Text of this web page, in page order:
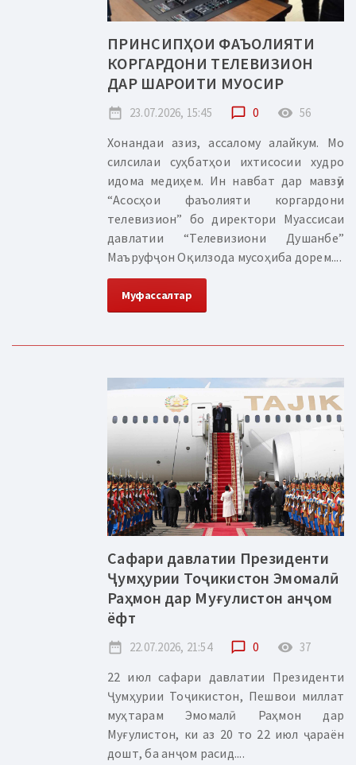
ПРИНСИПҲОИ ФАЪОЛИЯТИ
КОРГАРДОНИ ТЕЛЕВИЗИОН
ДАР ШАРОИТИ МУОСИР
date_range 23.07.2026, 15:45 chat_bubble_outline 0 remove_red_eye 56
Хонандаи азиз, ассалому алайкум. Мо
силсилаи суҳбатҳои ихтисосии худро
идома медиҳем. Ин навбат дар мавзӯи
“Асосҳои фаъолияти коргардони
телевизион” бо директори Муассисаи
давлатии “Телевизиони Душанбе”
Маъруфҷон Оқилзода мусоҳиба дорем....
Муфассалтар
Сафари давлатии Президенти
Ҷумҳурии Тоҷикистон Эмомалӣ
Раҳмон дар Муғулистон анҷом
ёфт
date_range 22.07.2026, 21:54 chat_bubble_outline 0 remove_red_eye 37
22 июл сафари давлатии Президенти
Ҷумҳурии Тоҷикистон, Пешвои миллат
муҳтарам Эмомалӣ Раҳмон дар
Муғулистон, ки аз 20 то 22 июл ҷараён
дошт, ба анҷом расид....